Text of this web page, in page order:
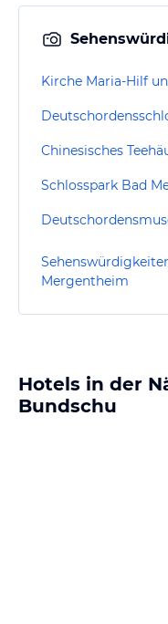
Schlosspark Bad
Mergentheim
Hotels in der
Bundschu